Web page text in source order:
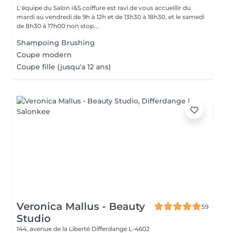
L'équipe du Salon I&S coiffure est ravi de vous accueillir du
mardi au vendredi de 9h à 12h et de 13h30 à 18h30, et le samedi
de 8h30 à 17h00 non stop...
Shampoing Brushing
Coupe modern
Coupe fille (jusqu'a 12 ans)
Veronica Mallus - Beauty
Studio
59
144, avenue de la Liberté Differdange L-4602